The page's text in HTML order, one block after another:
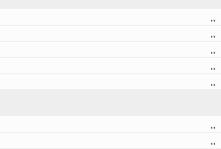
..
..
..
..
..
..
..